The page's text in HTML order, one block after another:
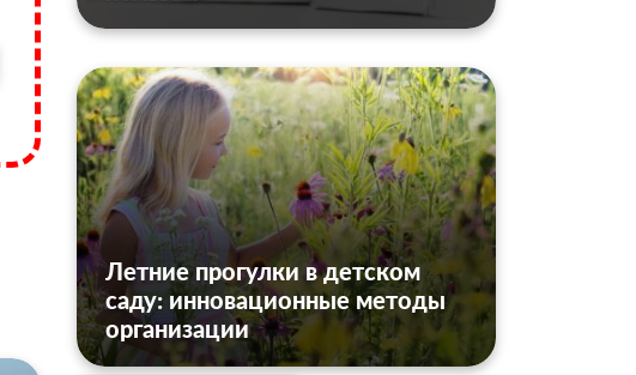
Летние прогулки в детском
саду: инновационные методы
организации